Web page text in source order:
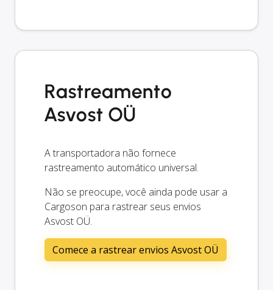
Rastreamento
Asvost OÜ
A transportadora não fornece
rastreamento automático universal.
Não se preocupe, você ainda pode usar a
Cargoson para rastrear seus envios
Asvost OÜ.
Comece a rastrear envios Asvost OÜ